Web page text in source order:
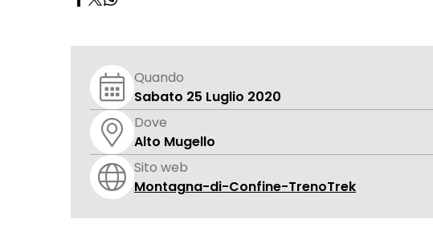
Quando
Sabato 25 Luglio 2020
Dove
Alto Mugello
Sito web
Montagna-di-Confine-TrenoTrek